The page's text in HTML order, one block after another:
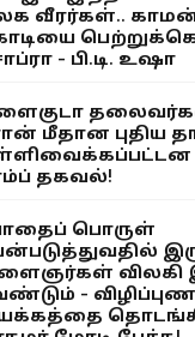
வீரர்கள்..
- பி.டி. உஷா
மீதான புதிய
தகவல்!
பொருள்
விலகி
-